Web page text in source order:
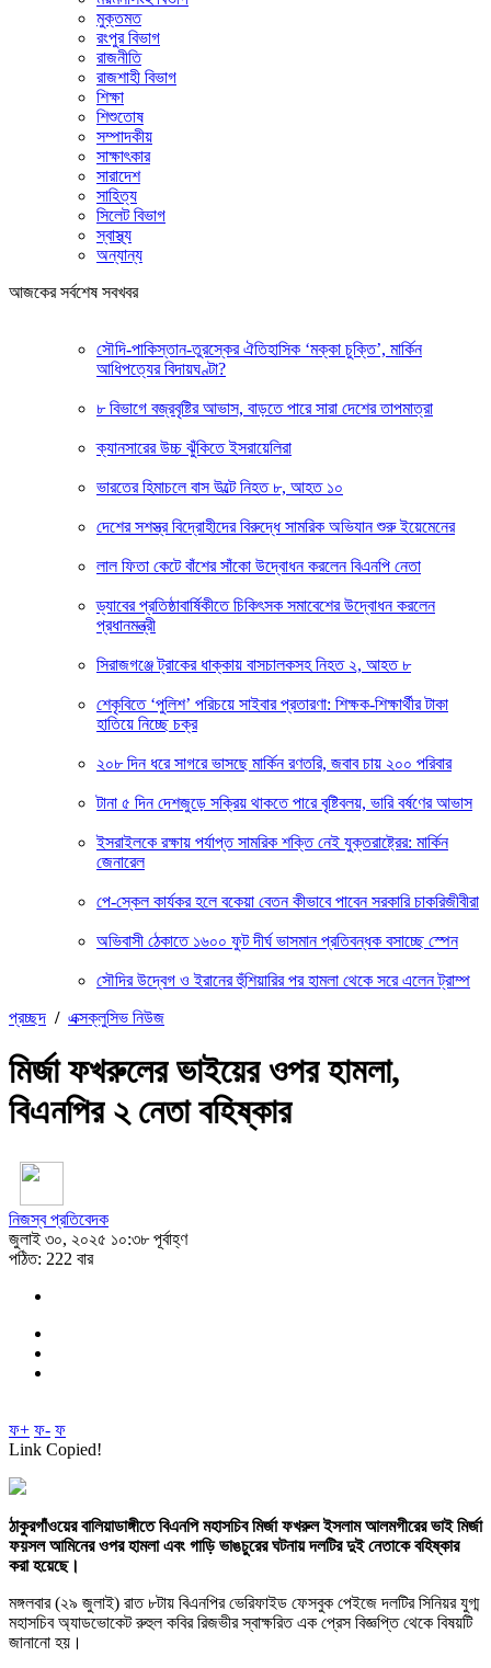
মুক্তমত
রংপুর বিভাগ
রাজনীতি
রাজশাহী বিভাগ
শিক্ষা
শিশুতোষ
সম্পাদকীয়
সাক্ষাৎকার
সারাদেশ
সাহিত্য
সিলেট বিভাগ
স্বাস্থ্য
অন্যান্য
আজকের সর্বশেষ সবখবর
সৌদি-পাকিস্তান-তুরস্কের ঐতিহাসিক ‘মক্কা চুক্তি’, মার্কিন
আধিপত্যের বিদায়ঘণ্টা?
৮ বিভাগে বজ্রবৃষ্টির আভাস, বাড়তে পারে সারা দেশের তাপমাত্রা
ক্যানসারের উচ্চ ঝুঁকিতে ইসরায়েলিরা
ভারতের হিমাচলে বাস উল্টে নিহত ৮, আহত ১০
দেশের সশস্ত্র বিদ্রোহীদের বিরুদ্ধে সামরিক অভিযান শুরু ইয়েমেনের
লাল ফিতা কেটে বাঁশের সাঁকো উদ্বোধন করলেন বিএনপি নেতা
ড্যাবের প্রতিষ্ঠাবার্ষিকীতে চিকিৎসক সমাবেশের উদ্বোধন করলেন
প্রধানমন্ত্রী
সিরাজগঞ্জে ট্রাকের ধাক্কায় বাসচালকসহ নিহত ২, আহত ৮
শেকৃবিতে ‘পুলিশ’ পরিচয়ে সাইবার প্রতারণা: শিক্ষক-শিক্ষার্থীর টাকা
হাতিয়ে নিচ্ছে চক্র
২০৮ দিন ধরে সাগরে ভাসছে মার্কিন রণতরি, জবাব চায় ২০০ পরিবার
টানা ৫ দিন দেশজুড়ে সক্রিয় থাকতে পারে বৃষ্টিবলয়, ভারি বর্ষণের আভাস
ইসরাইলকে রক্ষায় পর্যাপ্ত সামরিক শক্তি নেই যুক্তরাষ্ট্রের: মার্কিন
জেনারেল
পে-স্কেল কার্যকর হলে বকেয়া বেতন কীভাবে পাবেন সরকারি চাকরিজীবীরা
অভিবাসী ঠেকাতে ১৬০০ ফুট দীর্ঘ ভাসমান প্রতিবন্ধক বসাচ্ছে স্পেন
সৌদির উদ্বেগ ও ইরানের হুঁশিয়ারির পর হামলা থেকে সরে এলেন ট্রাম্প
প্রচ্ছদ / এক্সক্লুসিভ নিউজ
মির্জা ফখরুলের ভাইয়ের ওপর হামলা,
বিএনপির ২ নেতা বহিষ্কার
নিজস্ব প্রতিবেদক
জুলাই ৩০, ২০২৫ ১০:৩৮ পূর্বাহ্ণ
পঠিত: 222 বার
ফ+ ফ- ফ
Link Copied!
ঠাকুরগাঁওয়ের বালিয়াডাঙ্গীতে বিএনপি মহাসচিব মির্জা ফখরুল ইসলাম আলমগীরের ভাই মির্জা
ফয়সল আমিনের ওপর হামলা এবং গাড়ি ভাঙচুরের ঘটনায় দলটির দুই নেতাকে বহিষ্কার
করা হয়েছে।
মঙ্গলবার (২৯ জুলাই) রাত ৮টায় বিএনপির ভেরিফাইড ফেসবুক পেইজে দলটির সিনিয়র যুগ্ম
মহাসচিব অ্যাডভোকেট রুহুল কবির রিজভীর স্বাক্ষরিত এক প্রেস বিজ্ঞপ্তি থেকে বিষয়টি
জানানো হয়।